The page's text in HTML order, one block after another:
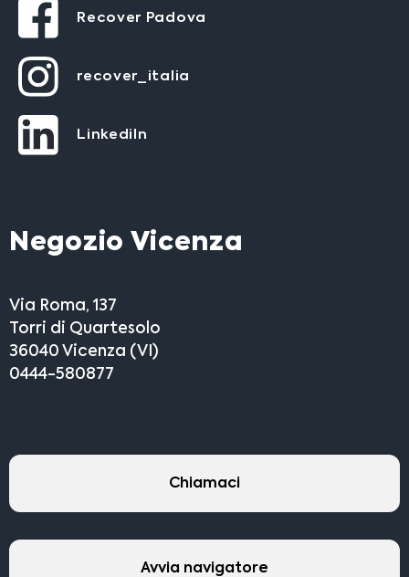
Recover Padova
recover_italia
LinkediIn
Negozio Vicenza
Via Roma, 137
Torri di Quartesolo
36040 Vicenza (VI)
0444-580877
Chiamaci
Avvia navigatore